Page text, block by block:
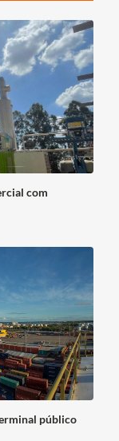
com
público